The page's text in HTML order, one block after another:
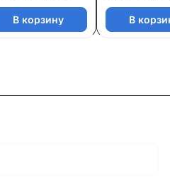
В корзину В